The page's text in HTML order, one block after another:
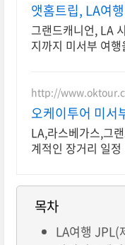
앳홈트립, LA여
그랜드캐니언, LA
지까지 미서부 여
http://
오케이투어 미서
LA,라스베가스,그
계적인 장거리 일정
목차
LA여행 JPL(